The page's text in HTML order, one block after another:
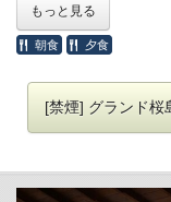
■添寝施設使用料のご案
小学生：4,400円 幼
※年末年始は、上記料
※添寝ご利用のお子様
■ホテル敷地内駐車場
鹿児島黒毛和牛をお召
唯一無二のコースを是
■夕食
黒ノ壽：鹿児島県鹿
もっと見る
朝食 夕食
[禁煙] グランド